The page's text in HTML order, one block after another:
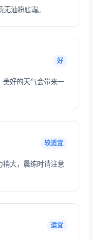
油粉底霜。
好
美好的天气会带来一
较适宜
稍大，晨练时请注意
适宜